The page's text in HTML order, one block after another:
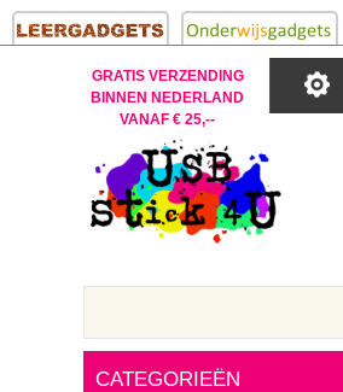
GRATIS VERZENDING
BINNEN NEDERLAND
VANAF € 25,--
CATEGORIEËN